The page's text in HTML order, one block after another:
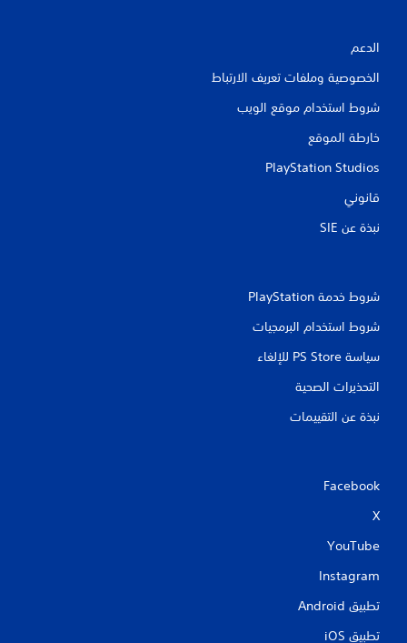
الدعم
الخصوصية وملفات تعريف الارتباط
شروط استخدام موقع الويب
خارطة الموقع
PlayStation Studios
قانوني
نبذة عن SIE‏
شروط خدمة PlayStation‏
شروط استخدام البرمجيات
سياسة PS Store للإلغاء
التحذيرات الصحية
نبذة عن التقييمات
Facebook
X
YouTube
Instagram
تطبيق Android‏
تطبيق iOS‏